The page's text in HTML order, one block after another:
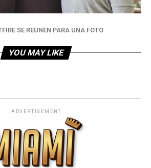
SE REÚNEN PARA UNA FOTO
YOU MAY LIKE
ADVERTISEMENT